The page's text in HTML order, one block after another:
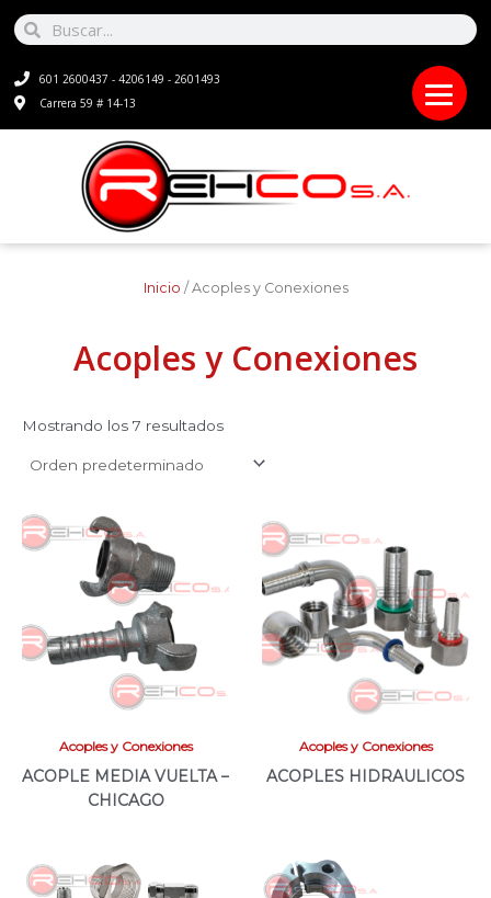
SearchSearch
601 2600437 - 4206149 - 2601493
Carrera 59 # 14-13
Inicio / Acoples y Conexiones
Acoples y Conexiones
Mostrando los 7 resultados
Acoples y Conexiones
ACOPLE MEDIA VUELTA –
CHICAGO
Acoples y Conexiones
ACOPLES HIDRAULICOS